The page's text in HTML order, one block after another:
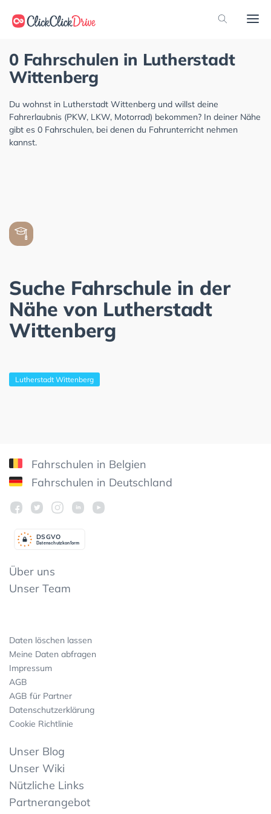
0 Fahrschulen in Lutherstadt
Wittenberg
Du wohnst in Lutherstadt Wittenberg und willst deine
Fahrerlaubnis (PKW, LKW, Motorrad) bekommen? In deiner Nähe
gibt es 0 Fahrschulen, bei denen du Fahrunterricht nehmen
kannst.
Suche Fahrschule in der
Nähe von Lutherstadt
Wittenberg
Lutherstadt Wittenberg
Fahrschulen in Belgien
Fahrschulen in Deutschland
Datenschutzkonform
DSGVO
Über uns
Unser Team
Daten löschen lassen
Meine Daten abfragen
Impressum
AGB
AGB für Partner
Datenschutzerklärung
Cookie Richtlinie
Unser Blog
Unser Wiki
Nützliche Links
Partnerangebot